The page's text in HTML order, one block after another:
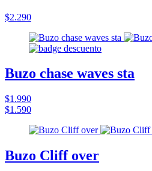
$2.290
Buzo chase waves sta
$1.990
$1.590
Buzo Cliff over